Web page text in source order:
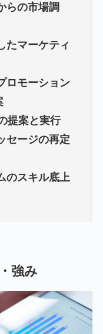
らの市場調
たマーケティ
ロモーション
提案と実行
セージの再定
のスキル底上
強み